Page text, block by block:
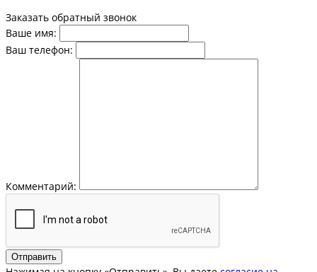
Заказать обратный звонок
Ваше имя:
Ваш телефон:
Комментарий:
Отправить